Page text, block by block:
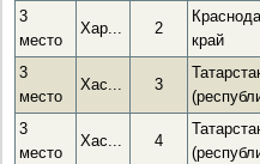
3
место
Хар... 2
край
3
место
Хас... 3
3
место
Хас... 4